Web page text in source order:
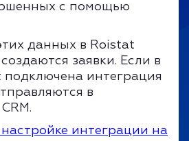
с помощью
данных в Roistat
заявки. Если в
подключена интеграция
в
интеграции на